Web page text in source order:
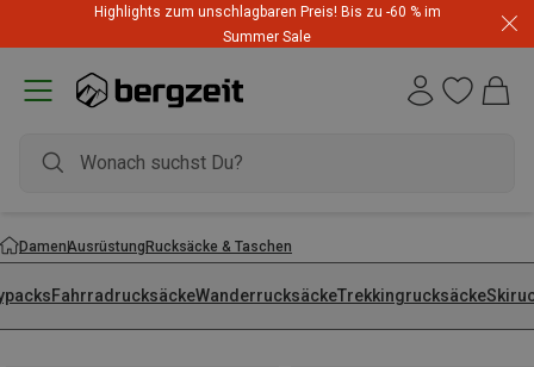
Highlights zum unschlagbaren Preis! Bis zu -60 % im
Summer Sale
DamenAusrüstungRucksäcke & Taschen
FahrradrucksäckeWanderrucksäckeTrekkingrucksäcke